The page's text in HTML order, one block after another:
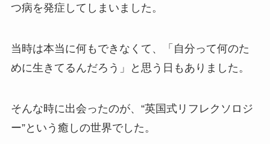
つ病を発症してしまいました。
当時は本当に何もできなくて、「自分って何のた
めに生きてるんだろう」と思う日もありました。
そんな時に出会ったのが、“英国式リフレクソロジ
ー”という癒しの世界でした。